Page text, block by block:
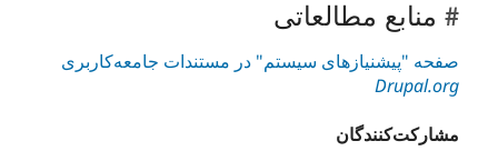
منابع مطالعاتی
صفحه "پیشنیازهای سیستم" در مستندات جامعه‌کاربری
Drupal.org
مشارکت‌کنندگان